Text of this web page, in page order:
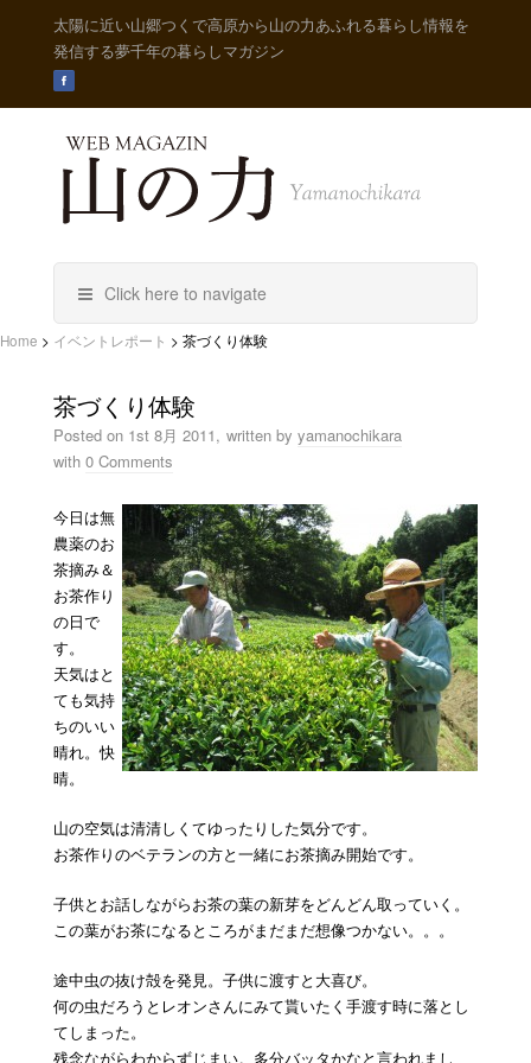
太陽に近い山郷つくで高原から山の力あふれる暮らし情報を
発信する夢千年の暮らしマガジン
Click here to navigate
Home > イベントレポート > 茶づくり体験
茶づくり体験
Posted on1st 8月 2011, written by yamanochikara
with 0 Comments
今日は無
農薬のお
茶摘み＆
お茶作り
の日で
す。
天気はと
ても気持
ちのいい
晴れ。快
晴。
山の空気は清清しくてゆったりした気分です。
お茶作りのベテランの方と一緒にお茶摘み開始です。
子供とお話しながらお茶の葉の新芽をどんどん取っていく。
この葉がお茶になるところがまだまだ想像つかない。。。
途中虫の抜け殻を発見。子供に渡すと大喜び。
何の虫だろうとレオンさんにみて貰いたく手渡す時に落とし
てしまった。
残念ながらわからずじまい。多分バッタかなと言われまし